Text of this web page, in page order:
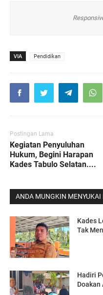
VIA Pendidikan
Postingan Lama
Kegiatan Penyuluhan
Hukum, Begini Harapan
Kades Tabulo Selatan....
ANDA MUNGKIN
Kades
Tak
Hadiri
Doakan